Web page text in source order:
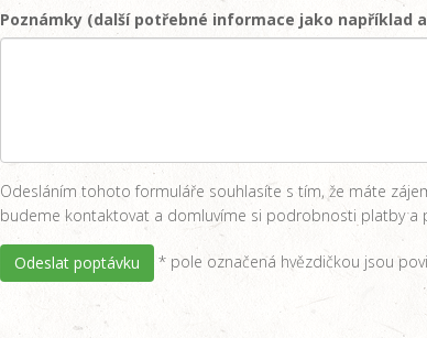
Poznámky (další potřebné informace jako například
Odesláním tohoto formuláře souhlasíte s tím, že máte
budeme kontaktovat a domluvíme si podrobnosti platby a
Odeslat poptávku * pole označená hvězdičkou jsou